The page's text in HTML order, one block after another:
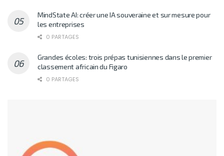
MindState AI: créer une IA souveraine et sur mesure pour
les entreprises
0 PARTAGES
Grandes écoles: trois prépas tunisiennes dans le premier
classement africain du Figaro
0 PARTAGES